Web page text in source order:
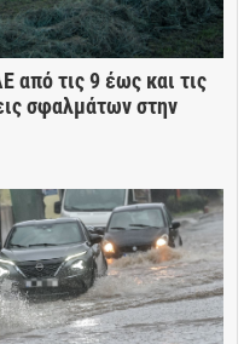
από τις 9 έως και τις
σφαλμάτων στην